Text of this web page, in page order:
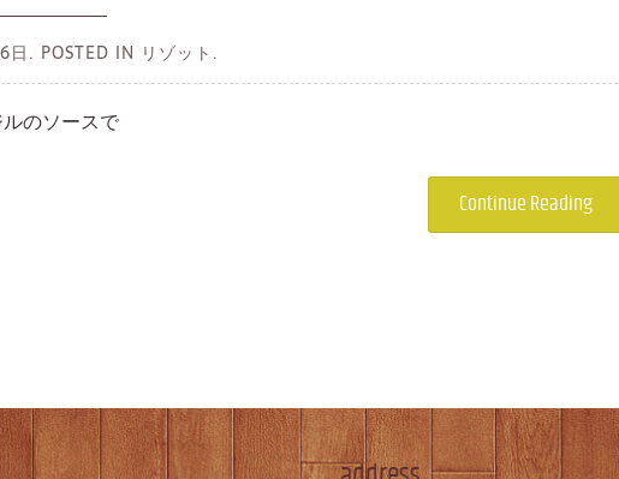
日. POSTED IN リゾット.
のソースで
Continue Reading